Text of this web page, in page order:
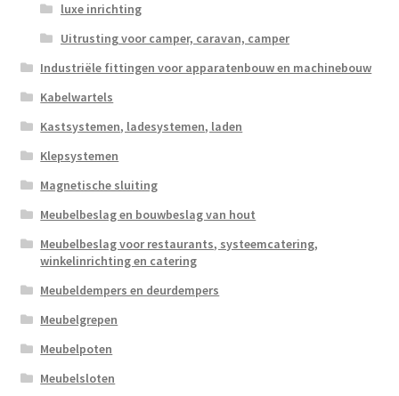
luxe inrichting
Uitrusting voor camper, caravan, camper
Industriële fittingen voor apparatenbouw en machinebouw
Kabelwartels
Kastsystemen, ladesystemen, laden
Klepsystemen
Magnetische sluiting
Meubelbeslag en bouwbeslag van hout
Meubelbeslag voor restaurants, systeemcatering,
winkelinrichting en catering
Meubeldempers en deurdempers
Meubelgrepen
Meubelpoten
Meubelsloten